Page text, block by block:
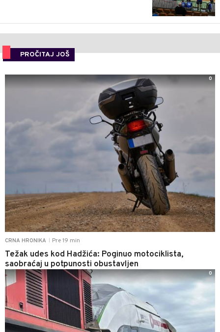
PROČITAJ JOŠ
CRNA HRONIKA Pre 19 min
Težak udes kod Hadžića: Poginuo motociklista,
saobraćaj u potpunosti obustavljen
0
0